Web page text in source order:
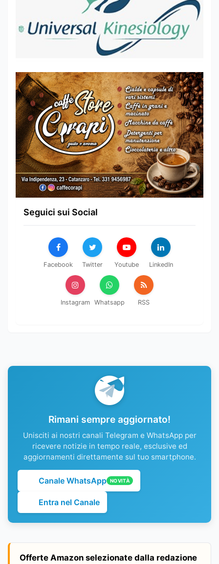
Seguici sui Social
Facebook Twitter Youtube LinkedIn
Instagram Whatsapp RSS
Rimani sempre aggiornato!
Unisciti ai nostri canali Telegram e WhatsApp per
ricevere notizie in tempo reale, esclusive ed
aggiornamenti direttamente sul tuo smartphone.
Canale WhatsApp NOVITÀ
Entra nel Canale
Offerte Amazon selezionate dalla redazione